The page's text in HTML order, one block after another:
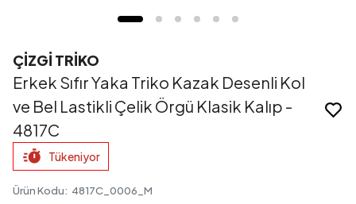
ÇİZGİ TRİKO
Erkek Sıfır Yaka Triko Kazak Desenli Kol
ve Bel Lastikli Çelik Örgü Klasik Kalıp -
4817C
Tükeniyor
Ürün Kodu: 4817C_0006_M